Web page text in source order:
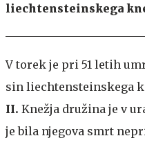
liechtensteinskega
V torek je pri 51 letih
sin liechtensteinskega
II. Knežja družina je v
je bila njegova smrt